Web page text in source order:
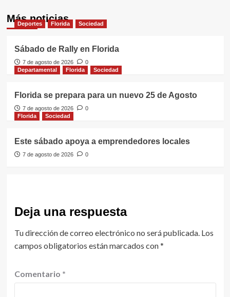
Más noticias
Deportes Florida Sociedad
Sábado de Rally en Florida
7 de agosto de 2026
0
Departamental
Florida Sociedad
Florida se prepara para un nuevo 25 de Agosto
7 de agosto de 2026
0
Florida
Sociedad
Este sábado apoya a emprendedores locales
7 de agosto de 2026 0
Deja una respuesta
Tu dirección de correo electrónico no será publicada. Los
campos obligatorios están marcados con*
Comentario *